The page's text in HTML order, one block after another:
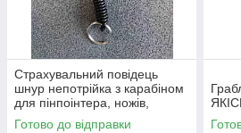
Страхувальний повідець
шнур непотрійка з карабіном
для пінпоінтера, ножів,
ліхтарів, рацій, ключів
Готово до відправки